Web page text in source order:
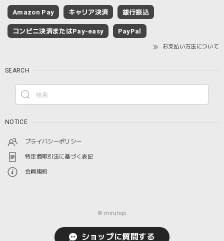
Amazon Pay キャリア決済 銀行振込
コンビニ決済またはPay-easy PayPal
お支払い方法について
SEARCH
NOTICE
プライバシーポリシー
特定商取引法に基づく表記
会員規約
© mirutopi
ショップに質問する